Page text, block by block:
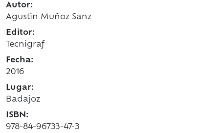
Autor:
Agustín Muñoz Sanz
Editor:
Tecnigraf
Fecha:
2016
Lugar:
Badajoz
ISBN:
978-84-96733-47-3